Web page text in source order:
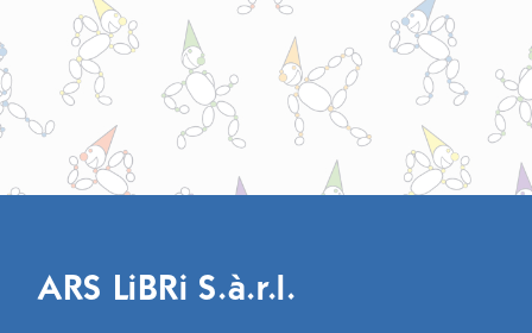
ARS LiBRi S.à.r.l.